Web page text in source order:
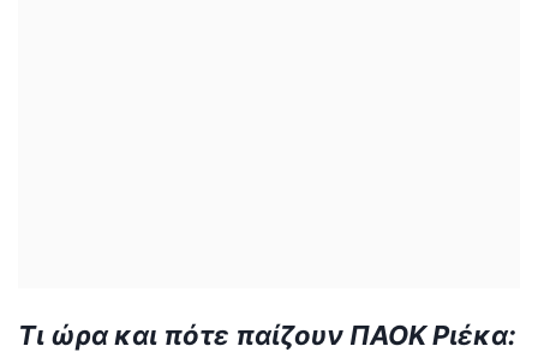
Τι ώρα και πότε παίζουν ΠΑΟΚ Ριέκα: